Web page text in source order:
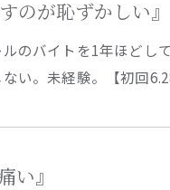
が恥ずかしい』
のバイトを1年ほどし
い。未経験。【初回
』